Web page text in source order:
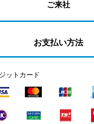
ご来社
お支払い方法
ットカード